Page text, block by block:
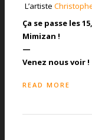
L’artiste
Ça se passe les
Mimizan !
—
Venez nous voir !
READ MORE